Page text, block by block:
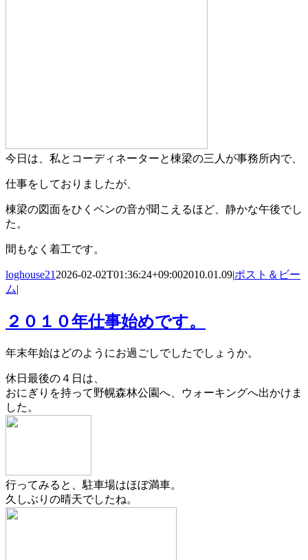
今日は、私とコーディネーターと棟梁の三人が事務所内で、
仕事をしておりましたが、
棟梁の図面をひくペンの音が聞こえるほど、静かな午後でし
た。
間もなく着工です。
loghouse21 2026-02-02T01:36:24+09:002010.01.09|ポスト＆ビー
ム|
２０１０年仕事始めです。
年末年始はどのようにお過ごしでしたでしょうか。
休日最後の４日は、
おにぎりを持って野幌森林公園へ、ウォーキングへ出かけま
した。
行ってみると、駐車場はほぼ満車。
久しぶりの晴天でしたね。